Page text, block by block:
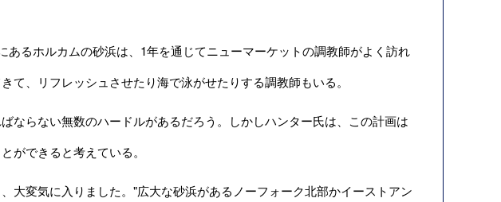
るホルカムの砂浜は、1年を通じてニューマーケットの調教師がよく訪れ
て、リフレッシュさせたり海で泳がせたりする調教師もいる。
ならない無数のハードルがあるだろう。しかしハンター氏は、この計画は
ができると考えている。
大変気に入りました。"広大な砂浜があるノーフォーク北部かイーストアン